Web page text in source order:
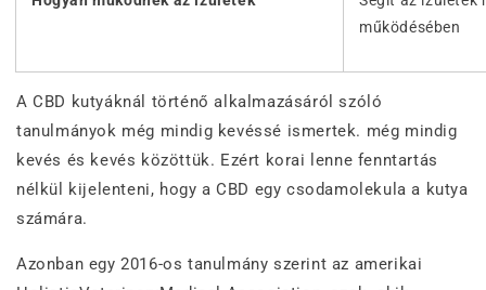
működésében
A CBD kutyáknál történő alkalmazásáról szóló
tanulmányok még mindig kevéssé ismertek. még mindig
kevés és kevés közöttük. Ezért korai lenne fenntartás
nélkül kijelenteni, hogy a CBD egy csodamolekula a kutya
számára.
Azonban egy 2016-os tanulmány szerint az amerikai